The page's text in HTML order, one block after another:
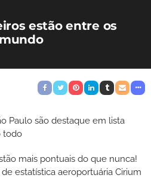
estão entre os
Paulo são destaque em lista
todo
mais pontuais do que nunca!
estatística aeroportuária Cirium